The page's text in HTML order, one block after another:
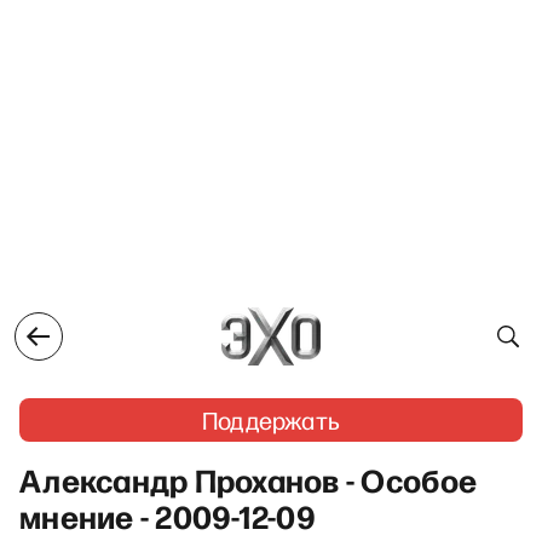
Поддержать
Александр Проханов - Особое
мнение - 2009-12-09